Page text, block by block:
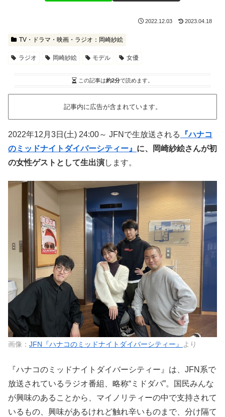
2022.12.03 2023.04.18
TV・ドラマ・映画・ラジオ：岡崎紗絵
ラジオ 岡崎紗絵 モデル 女優
この記事は約2分で読めます。
記事内に広告が含まれています。
2022年12月3日(土) 24:00～ JFNで生放送される
『ハナコ
のミッドナイトダイバーシティー』 に、岡崎紗絵さんが初
の女性ゲストとして生出演します。
画像： JFN『ハナコのミッドナイトダイバーシティー』 より
『ハナコのミッドナイトダイバーシティー』は、JFN系で
放送されているラジオ番組、略称“ミドダバ”。国民みんな
が興味のあることから、マイノリティーの中で支持されて
いるもの、興味があるけれど触れ辛いものまで、分け隔て